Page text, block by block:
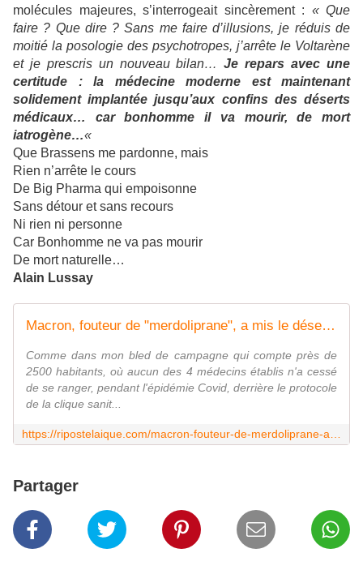
molécules majeures, s’interrogeait sincèrement : « Que
faire ? Que dire ? Sans me faire d’illusions, je réduis de
moitié la posologie des psychotropes, j’arrête le Voltarène
et je prescris un nouveau bilan…Je repars avec une
certitude : la médecine moderne est maintenant
solidement implantée jusqu’aux confins des déserts
médicaux…
car bonhomme il va mourir, de mort
iatrogène…«
Que Brassens me pardonne, mais
Rien n’arrête le cours
De Big Pharma qui empoisonne
Sans détour et sans recours
Ni rien ni personne
Car Bonhomme ne va pas mourir
De mort naturelle…
Alain Lussay
Macron, fouteur de "merdoliprane", a mis le désert médical partout !
Comme dans mon bled de campagne qui compte près de
2500 habitants, où aucun des 4 médecins établis n'a cessé
de se ranger, pendant l'épidémie Covid, derrière le protocole
de la clique sanit...
Partager